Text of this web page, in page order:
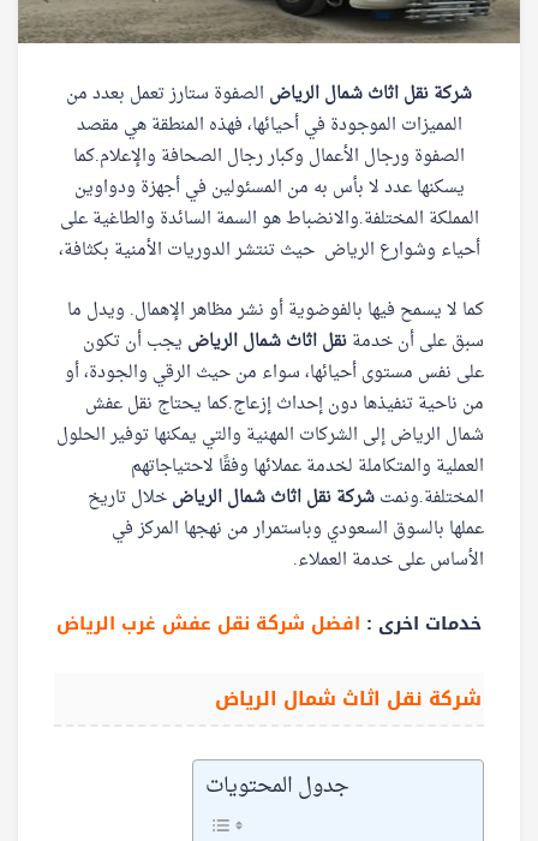
شركة نقل اثاث شمال الرياض الصفوة ستارز تعمل بعدد من
المميزات الموجودة في أحيائها، فهذه المنطقة هي مقصد
الصفوة ورجال الأعمال وكبار رجال الصحافة والإعلام.كما
يسكنها عدد لا بأس به من المسئولين في أجهزة ودواوين
المملكة المختلفة.والانضباط هو السمة السائدة والطاغية على
أحياء وشوارع الرياض حيث تنتشر الدوريات الأمنية بكثافة،
كما لا يسمح فيها بالفوضوية أو نشر مظاهر الإهمال. ويدل ما
سبق على أن خدمةنقل اثاث شمال الرياض يجب أن تكون
على نفس مستوى أحيائها، سواء من حيث الرقي والجودة، أو
من ناحية تنفيذها دون إحداث إزعاج.كما يحتاج نقل عفش
شمال الرياض إلى الشركات المهنية والتي يمكنها توفير الحلول
العملية والمتكاملة لخدمة عملائها وفقًا لاحتياجاتهم
المختلفة.ونمتشركة نقل اثاث شمال الرياضخلال تاريخ
عملها بالسوق السعودي وباستمرار من نهجها المركز في
الأساس على خدمة العملاء.
خدمات اخرى : افضل شركة نقل عفش غرب الرياض
شركة نقل اثاث شمال الرياض
جدول المحتويات